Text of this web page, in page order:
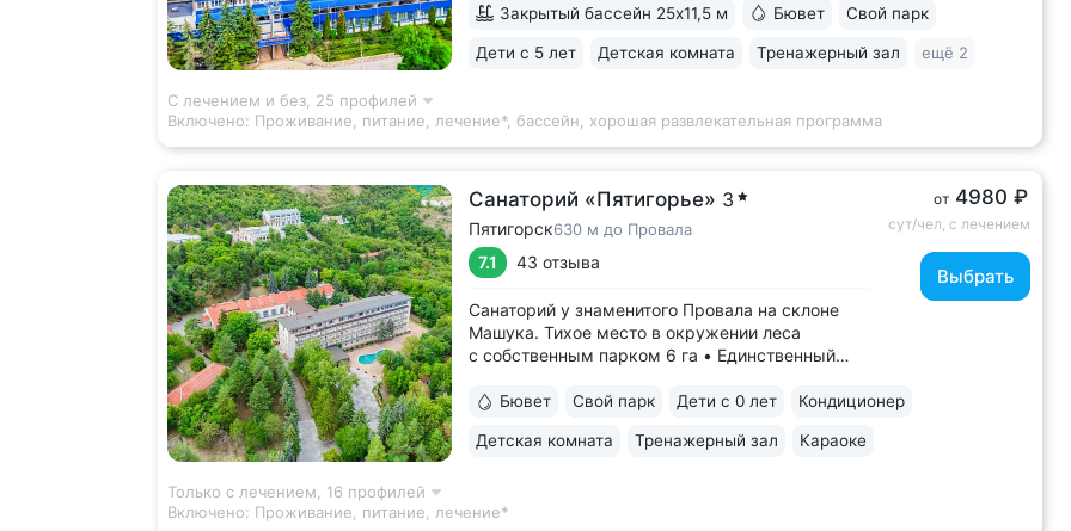
для радоновых ванн поступает напрямую
• Сероводородные ванны с природным
Закрытый бассейн 25x11,5 м Бювет Свой парк
Дети с 5 лет Детская комната Тренажерный зал ещё 2
С лечением и без, 25 профилей
Включено: Проживание, питание, лечение*, бассейн, хорошая развлекательная программа
Санаторий «Пятигорье» 3
Пятигорск630 м до Провала
7.1 43 отзыва
Санаторий у знаменитого Провала на склоне
Машука. Тихое место в окружении леса
с собственным парком 6 га • Единственный
«Пятигорского нарзана» № 24: минеральные
минеральная вода поступает напрямую
от 4980 ₽
сут/чел, с лечением
Выбрать
Бювет Свой парк Дети с 0 лет Кондиционер
Детская комната Тренажерный зал Караоке
Только с лечением,
16 профилей
Включено: Проживание, питание, лечение*